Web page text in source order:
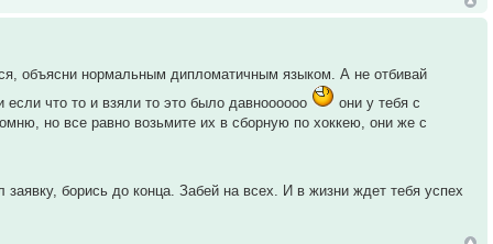
объясни нормальным дипломатичным языком. А не отбивай
если что то и взяли то это было давноооооо
они у тебя с
но все равно возьмите их в сборную по хоккею, они же с
борись до конца. Забей на всех. И в жизни ждет тебя успех